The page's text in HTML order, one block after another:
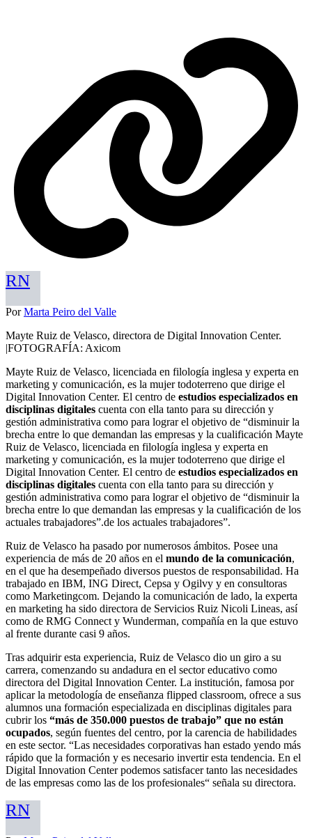
RN
PorMarta Peiro del Valle
Mayte Ruiz de Velasco, directora de Digital Innovation Center.
|FOTOGRAFÍA: Axicom
Mayte Ruiz de Velasco, licenciada en filología inglesa y experta en
marketing y comunicación, es la mujer todoterreno que dirige el
Digital Innovation Center. El centro de estudios especializados en
disciplinas digitales cuenta con ella tanto para su dirección y
gestión administrativa como para lograr el objetivo de “disminuir la
brecha entre lo que demandan las empresas y la cualificación Mayte
Ruiz de Velasco, licenciada en filología inglesa y experta en
marketing y comunicación, es la mujer todoterreno que dirige el
Digital Innovation Center. El centro de estudios especializados en
disciplinas digitales cuenta con ella tanto para su dirección y
gestión administrativa como para lograr el objetivo de “disminuir la
brecha entre lo que demandan las empresas y la cualificación de los
actuales trabajadores”.de los actuales trabajadores”.
Ruiz de Velasco ha pasado por numerosos ámbitos. Posee una
experiencia de más de 20 años en el mundo de la comunicación,
en el que ha desempeñado diversos puestos de responsabilidad. Ha
trabajado en IBM, ING Direct, Cepsa y Ogilvy y en consultoras
como Marketingcom. Dejando la comunicación de lado, la experta
en marketing ha sido directora de Servicios Ruiz Nicoli Lineas, así
como de RMG Connect y Wunderman, compañía en la que estuvo
al frente durante casi 9 años.
Tras adquirir esta experiencia, Ruiz de Velasco dio un giro a su
carrera, comenzando su andadura en el sector educativo como
directora del Digital Innovation Center. La institución, famosa por
aplicar la metodología de enseñanza flipped classroom, ofrece a sus
alumnos una formación especializada en disciplinas digitales para
cubrir los “más de 350.000 puestos de trabajo” que no están
ocupados, según fuentes del centro, por la carencia de habilidades
en este sector. “Las necesidades corporativas han estado yendo más
rápido que la formación y es necesario invertir esta tendencia. En el
Digital Innovation Center podemos satisfacer tanto las necesidades
de las empresas como las de los profesionales“ señala su directora.
RN